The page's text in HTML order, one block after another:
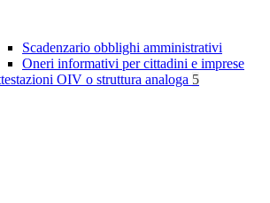
Scadenzario obblighi amministrativi
Oneri informativi per cittadini e imprese
OIV o struttura analoga 5